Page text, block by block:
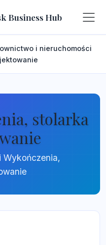
Business Hub
i nieruchomości
stolarka
Wykończenia,